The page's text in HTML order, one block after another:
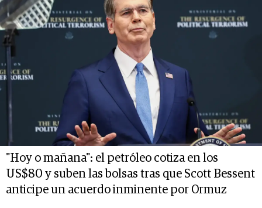
"Hoy o mañana": el petróleo cotiza en los
US$80 y suben las bolsas tras que Scott Bessent
anticipe un acuerdo inminente por Ormuz